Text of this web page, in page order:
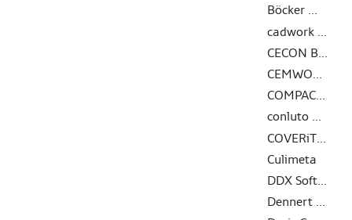
Böcker Maschinenwerke GmbH
cadwork informatik AG
CECON Buildings GmbH
CEMWOOD GmbH
COMPACFOAM GmbH
conluto Vielfalt aus Lehm
COVERiT Flachdachabdichtungstechnik GmbH
Culimeta
DDX Software Solutions
Dennert Baustoffwelt GmbH & Co. KG